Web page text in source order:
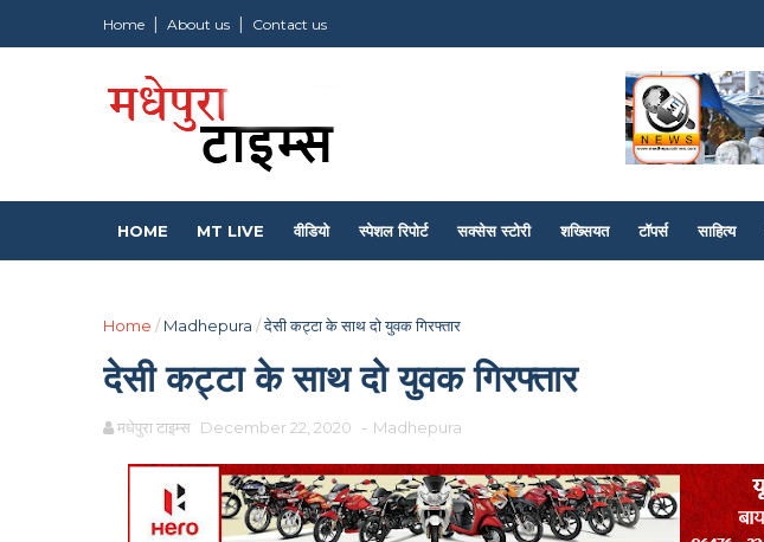
Home About us Contact us
HOME MT LIVE वीडियो स्पेशल रिपोर्ट सक्सेस स्टोरी शख्सियत टॉपर्स साहित्य
Home / Madhepura /देसी कट्टा के साथ दो युवक गिरफ्तार
देसी कट्टा के साथ दो युवक गिरफ्तार
मधेपुरा टाइम्स December 22, 2020 - Madhepura